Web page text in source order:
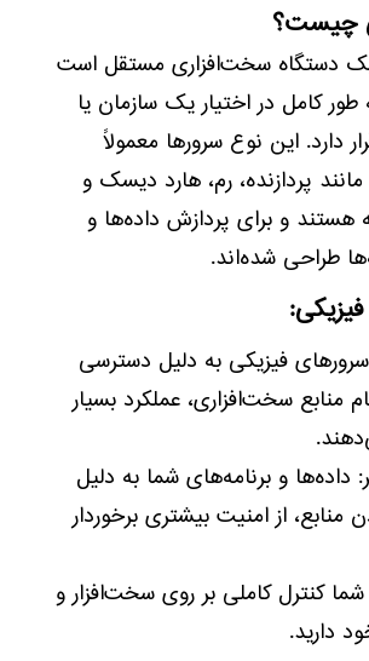
چیست؟
دستگاه سخت‌افزاری مستقل است
طور کامل در اختیار یک سازمان یا
دارد. این نوع سرورها معمولاً
پردازنده، رم، هارد دیسک و
و برای پردازش داده‌ها و
طراحی شده‌اند.
سرورهای فیزیکی به دلیل دسترسی
منابع سخت‌افزاری، عملکرد بسیار
داده‌ها و برنامه‌های شما به دلیل
از امنیت بیشتری برخوردار
کنترل کاملی بر روی سخت‌افزار و
دارید.